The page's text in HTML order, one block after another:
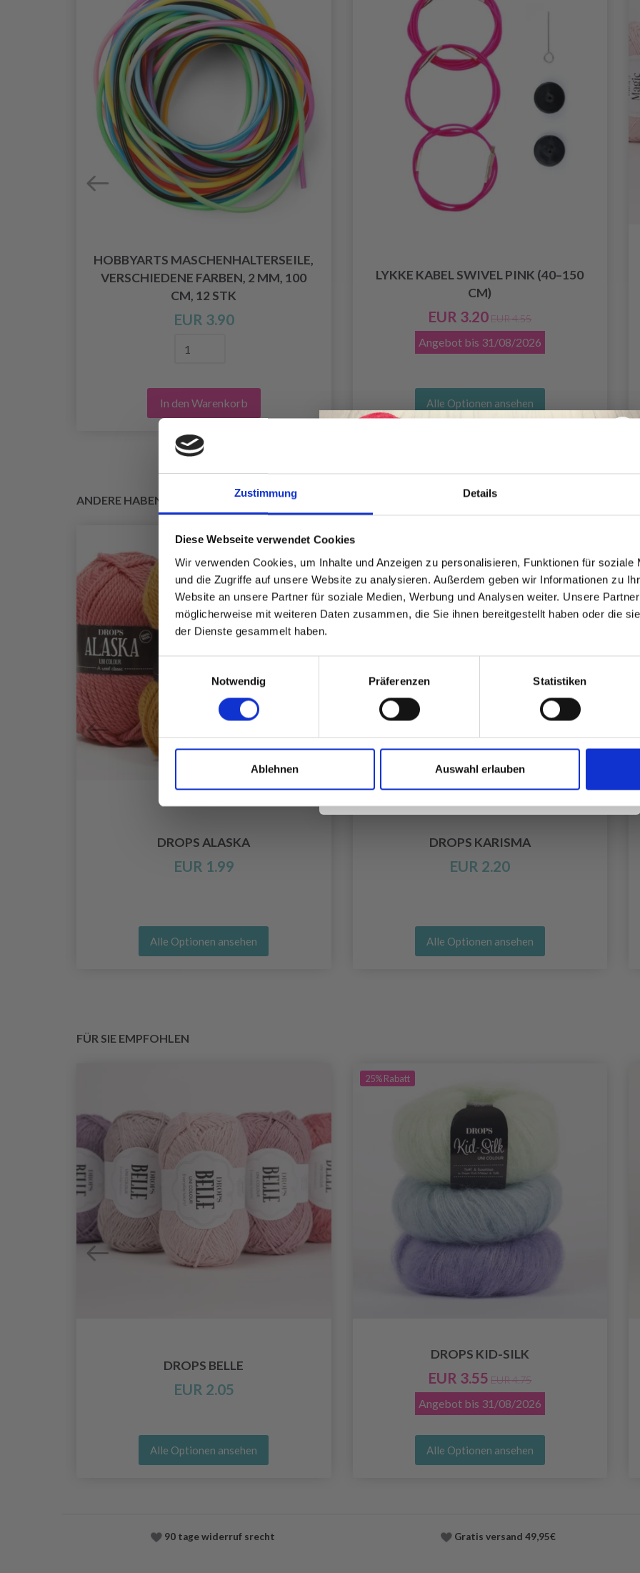
Zustimmung Details
Diese Webseite verwendet Cookies
Wir verwenden Cookies, um Inhalte und Anzeigen zu personalisieren, Funktionen für soziale
und die Zugriffe auf unsere Website zu analysieren. Außerdem geben wir Informationen zu
Website an unsere Partner für soziale Medien, Werbung und Analysen weiter. Unsere
möglicherweise mit weiteren Daten zusammen, die Sie ihnen bereitgestellt haben oder die
der Dienste gesammelt haben.
Notwendig
Präferenzen Statistiken
Ablehnen Auswahl erlauben
HOBBYARTS MASCHENHALTERSEILE,
VERSCHIEDENE FARBEN, 2 MM, 100
CM, 12 STK
EUR 3.90
In den Warenkorb
LYKKE KABEL SWIVEL PINK (40–150
CM)
EUR 3.20 EUR 4.55
Angebot bis 31/08/2026
Alle Optionen ansehen
ANDERE HABEN SICH AUCH ANGESEHEN
DROPS ALASKA
EUR 1.99
Alle Optionen ansehen
DROPS KARISMA
EUR 2.20
Alle Optionen ansehen
FÜR SIE EMPFOHLEN
DROPS BELLE
EUR 2.05
Alle Optionen ansehen
25%Rabatt
DROPS KID-SILK
EUR 3.55 EUR 4.75
Angebot bis 31/08/2026
Alle Optionen ansehen
90 tage widerruf srecht Gratis versand 49,95€
Werde ein Teil unserer Garn-Community
und erhalte exklusiven Zugang zu
inspirierenden Strickmustern und
Nein, danke